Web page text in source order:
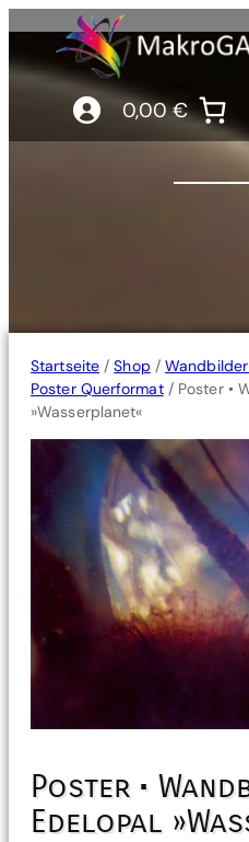
0,00 €
Startseite /Shop /Wandbilder
Poster Querformat/ Poster •
»Wasserplanet«
Poster •
Edelopal